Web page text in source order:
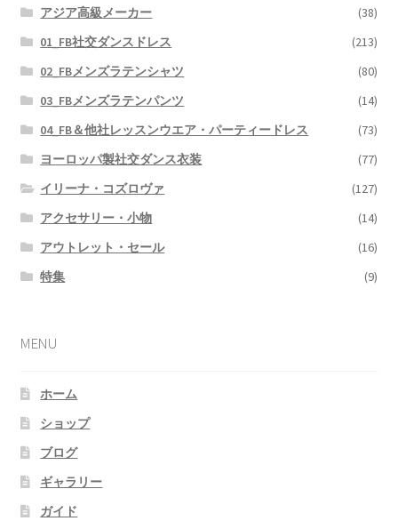
アジア高級メーカー
(38)
01_FB社交ダンスドレス
(213)
02_FBメンズラテンシャツ
(80)
03_FBメンズラテンパンツ
(14)
04_FB＆他社レッスンウエア・パーティードレス
(73)
ヨーロッパ製社交ダンス衣装
(77)
イリーナ・コズロヴァ
(127)
アクセサリー・小物
(14)
アウトレット・セール
(16)
特集
(9)
MENU
ホーム
ショップ
ブログ
ギャラリー
ガイド